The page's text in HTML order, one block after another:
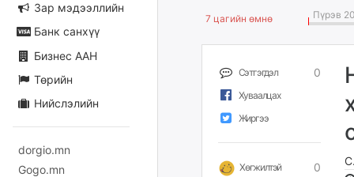
Зар мэдээллийн
Банк санхүү
Бизнес ААН
Төрийн
Нийслэлийн
dorgio.mn
Gogo.mn
7 цагийн өмнө Пүрэв
Сэтгэгдэл 0
Хуваалцах
Жиргээ
Хөгжилтэй 0